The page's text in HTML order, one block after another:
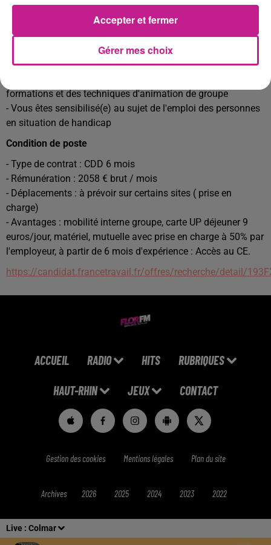
Live : Colmar
- Vous êtes titulaire d'un titre de CIP ou de Formateur
professionnel pour adulte
- Vous avez au moins 2 ans d'expérience métier sur de
l'accompagnement à l'emploi
- Vous possédez une bonne connaissance du tissu
formations et des techniques d'animation de groupe
- Vous êtes sensibilisé(e) au sujet de l'emploi des personnes
en situation de handicap
Condition de poste
- Type de contrat : CDD 6 mois
- Rémunération : 2058 € brut / mois
- Déplacements : à prévoir sur certains sites ( prise en
charge)
- Avantages : mobilité interne groupe, carte UP déjeuner 9
euros/jour, matériel, mutuelle avec prise en charge à 50% par
l'employeur, à partir de 6 mois d'expérience : Accès au CE.
https://candidat.francetravail.fr/offres/recherche/detail/
ACCUEIL RADIO HITS RUBRIQUES
HAUT-RHIN JEUX CONTACT
Gestion des cookies Mentions légales Plan du site
Archives 2026 2025 2024 2023 2022
Gérer mes choix
Accepter et fermer